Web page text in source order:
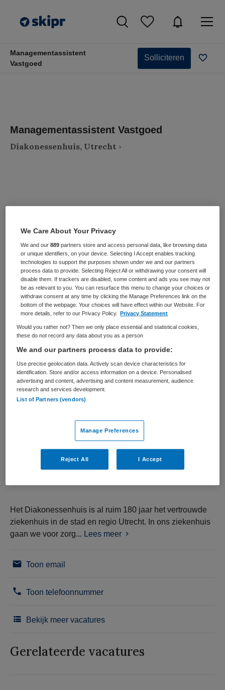
Managementassistent
Vastgoed
Solliciteren
Managementassistent Vastgoed
Diakonessenhuis, Utrecht
Ziekenhuis Niet nader bepaald
PLAATSINGSDATUM
16 mei 2025
NIVEAU
Overig
Niet nader bepaald
DIENSTVERBAND
Fulltime
Vacature niet beschikbaar
Deze vacature Managementassistent Vastgoed bij
Diakonessenhuis is niet meer actueel. Hieronder staan
enkele vergelijkbare vacatures die voor u wellicht
interessant zijn.
Het Diakonessenhuis is al ruim 180 jaar het vertrouwde
ziekenhuis in de stad en regio Utrecht. In ons ziekenhuis
gaan we voor zorg... Lees meer
Toon email
Toon telefoonnummer
Bekijk meer vacatures
Gerelateerde vacatures
We Care About Your Privacy
We and our889 partners store and access personal data, like browsing data
or unique identifiers, on your device. Selecting I Accept enables tracking
technologies to support the purposes shown under we and our partners
process data to provide. Selecting Reject All or withdrawing your consent will
disable them. If trackers are disabled, some content and ads you see may not
be as relevant to you. You can resurface this menu to change your choices or
withdraw consent at any time by clicking the Manage Preferences link on the
bottom of the webpage. Your choices will have effect within our Website. For
more details, refer to our Privacy Policy.
Privacy Statement
Would you rather not? Then we only place essential and statistical cookies,
these do not record any data about you as a person
We and our partners process data to provide:
Use precise geolocation data. Actively scan device characteristics for
identification. Store and/or access information on a device. Personalised
advertising and content, advertising and content measurement, audience
research and services development.
List of Partners (vendors)
Manage Preferences
Reject All I Accept